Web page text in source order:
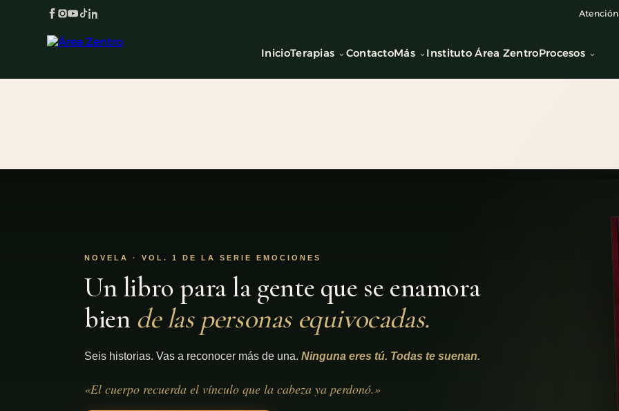
Atención
InicioTerapias ContactoMás Instituto Área ZentroProcesos
NOVELA · VOL. 1 DE LA SERIE EMOCIONES
Un libro para la gente que se enamora
bien de las personas equivocadas.
Seis historias. Vas a reconocer más de una. Ninguna eres tú. Todas te suenan.
«El cuerpo recuerda el vínculo que la cabeza ya perdonó.»